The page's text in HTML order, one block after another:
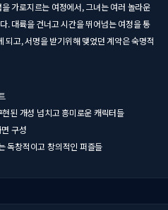
가로지르는 여정에서, 그녀는 여러 놀라운
. 대륙을 건너고 시간을 뛰어넘는 여정을 통
되고, 서명을 받기위해 맺었던 계약은 숙명적
된 개성 넘치고 흥미로운 캐릭터들
구성
독창적이고 창의적인 퍼즐들